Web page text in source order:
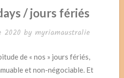
/ jours fériés
2020 by myriamaustralie
de « nos » jours fériés,
et non-négociable. Et